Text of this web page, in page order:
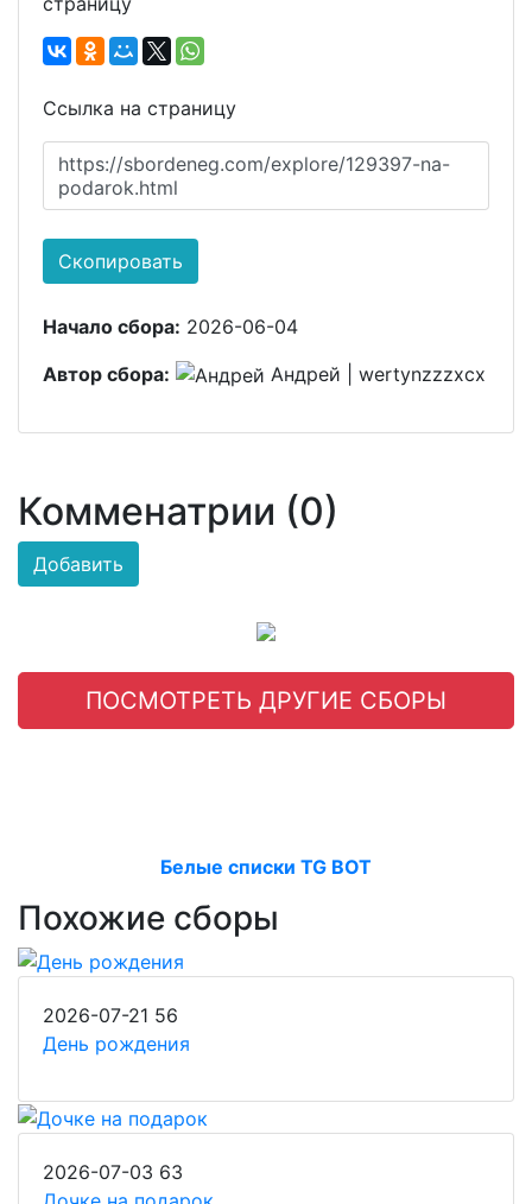
Ссылка на страницу
https://sbordeneg.com/explore/129397-na-
podarok.html
Скопировать
Начало сбора: 2026-06-04
Автор сбора:
Андрей | wertynzzzxcx
Комменатрии (0)
Добавить
ПОСМОТРЕТЬ ДРУГИЕ СБОРЫ
Белые списки TG BOT
Похожие сборы
2026-07-21 56
День рождения
2026-07-03 63